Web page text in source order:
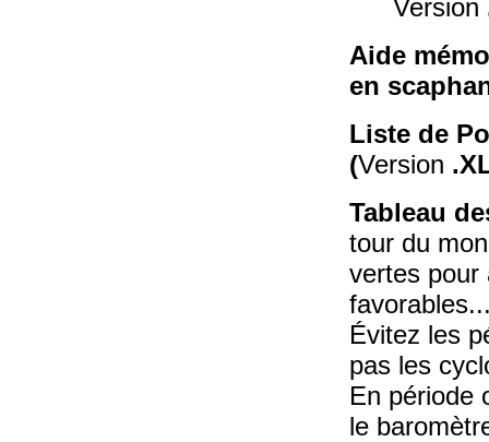
Version
Aide
en
Liste de
(Version
Tableau
tour du
vertes pour
Évitez les
pas les
En période
le